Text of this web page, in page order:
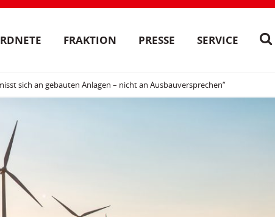
FRAKTION PRESSE SERVICE
sich an gebauten Anlagen – nicht an Ausbauversprechen“